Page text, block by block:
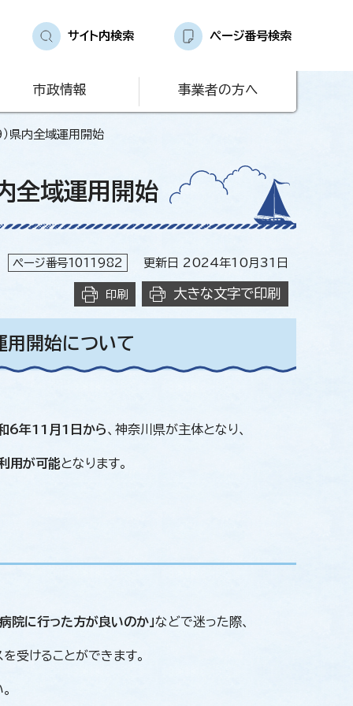
サイト内検索 ページ番号検索
市政情報 事業者の方へ
県内全域運用開始
全域運用開始
ページ番号1011982 更新日 2024年10月31日
印刷 大きな文字で印刷
用開始について
6年11月1日から、神奈川県が主体となり、
用が可能となります。
院に行った方が良いのか」などで迷った際、
受けることができます。